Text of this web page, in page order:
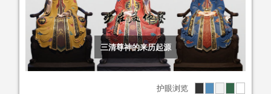
三清尊神的来历起源
护眼浏览